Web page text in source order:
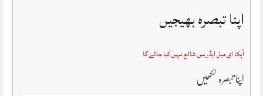
اپنا تبصرہ بھیجیں
آپکا ای میل ایڈریس شائع نہیں کیا جائے گا
اپنا تبصرہ لکھیں